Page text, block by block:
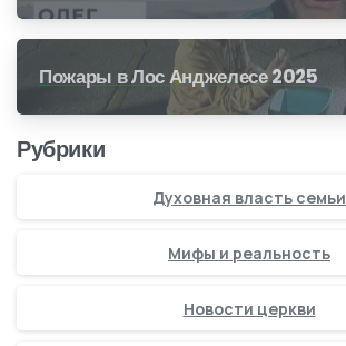
Пожары в Лос Анджелесе 2025
Рубрики
Духовная власть семьи
Мифы и реальность
Новости церкви